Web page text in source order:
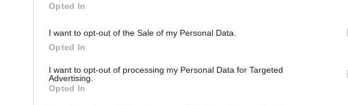
Opted In
I want to opt-out of the Sale of my Personal Data.
Opted In
I want to opt-out of processing my Personal Data for Targeted
Advertising.
Opted In
2026
O κύριος Βρομύλος, του Ντέιβιντ
Φεστιβάλ Άνδρου